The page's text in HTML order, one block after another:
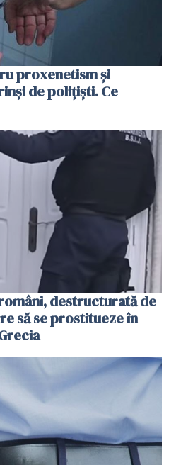
proxenetism şi
de poliţişti. Ce
destructurată de
să se prostitueze în